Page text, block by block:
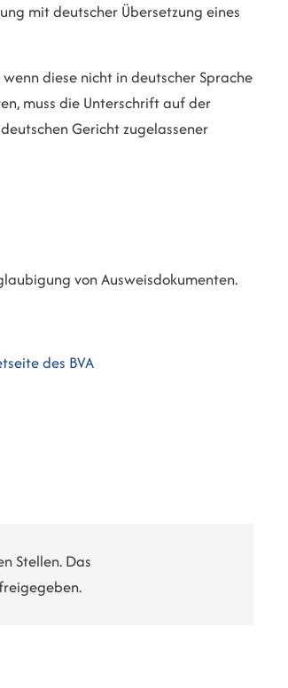
mit deutscher Übersetzung eines
diese nicht in deutscher Sprache
muss die Unterschrift auf der
Gericht zugelassener
von Ausweisdokumenten.
des BVA
Stellen. Das